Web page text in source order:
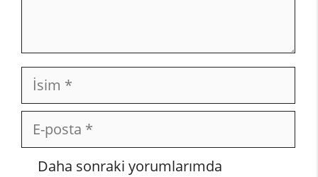
İsim
posta
İnternet
Daha sonraki yorumlarımda